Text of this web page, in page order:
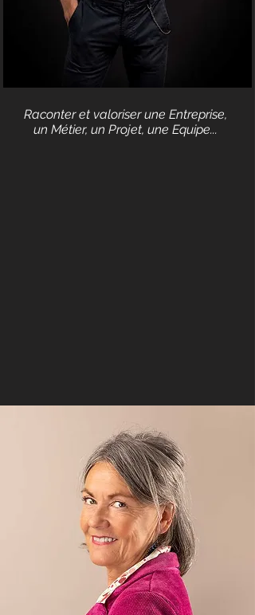
Raconter et valoriser une Entreprise,
un Métier, un Projet, une Equipe...